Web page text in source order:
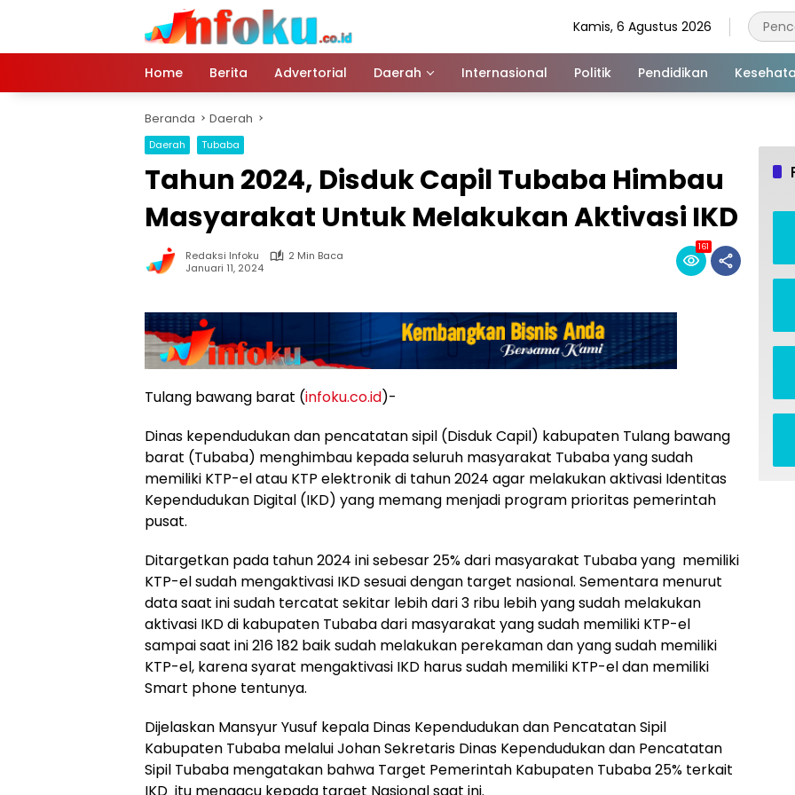
Kamis, 6 Agustus 2026
Home Berita Advertorial Daerah Internasional Politik Pendidikan
Beranda Daerah
Daerah Tubaba
Tahun 2024, Disduk Capil Tubaba Himbau
Masyarakat Untuk Melakukan Aktivasi IKD
Redaksi Infoku
2 Min Baca
Januari 11, 2024
161
Tulang bawang barat (infoku.co.id)-
Dinas kependudukan dan pencatatan sipil (Disduk Capil) kabupaten Tulang bawang
barat (Tubaba) menghimbau kepada seluruh masyarakat Tubaba yang sudah
memiliki KTP-el atau KTP elektronik di tahun 2024 agar melakukan aktivasi Identitas
Kependudukan Digital (IKD) yang memang menjadi program prioritas pemerintah
pusat.
Ditargetkan pada tahun 2024 ini sebesar 25% dari masyarakat Tubaba yang memiliki
KTP-el sudah mengaktivasi IKD sesuai dengan target nasional. Sementara menurut
data saat ini sudah tercatat sekitar lebih dari 3 ribu lebih yang sudah melakukan
aktivasi IKD di kabupaten Tubaba dari masyarakat yang sudah memiliki KTP-el
sampai saat ini 216 182 baik sudah melakukan perekaman dan yang sudah memiliki
KTP-el, karena syarat mengaktivasi IKD harus sudah memiliki KTP-el dan memiliki
Smart phone tentunya.
Dijelaskan Mansyur Yusuf kepala Dinas Kependudukan dan Pencatatan Sipil
Kabupaten Tubaba melalui Johan Sekretaris Dinas Kependudukan dan Pencatatan
Sipil Tubaba mengatakan bahwa Target Pemerintah Kabupaten Tubaba 25% terkait
IKD itu mengacu kepada target Nasional saat ini.